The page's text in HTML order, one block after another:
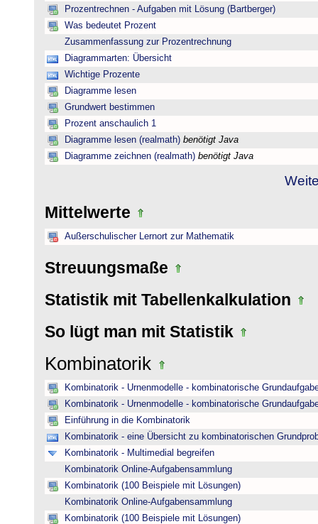
Prozentrechnen - Aufgaben mit Lösung (Bartberger)
Was bedeutet Prozent
Zusammenfassung zur Prozentrechnung
Diagrammarten: Übersicht
Wichtige Prozente
Diagramme lesen
Grundwert bestimmen
Prozent anschaulich 1
Diagramme lesen (realmath) benötigt Java
Diagramme zeichnen (realmath) benötigt Java
Mittelwerte
Außerschulischer Lernort zur Mathematik
Streuungsmaße
Statistik mit Tabellenkalkulation
So lügt man mit Statistik
Kombinatorik
Kombinatorik - Urnenmodelle - kombinatorische
Kombinatorik - Urnenmodelle - kombinatorische
Einführung in die Kombinatorik
Kombinatorik - eine Übersicht zu kombinatorischen
Kombinatorik - Multimedial begreifen
Kombinatorik Online-Aufgabensammlung
Kombinatorik (100 Beispiele mit Lösungen)
Kombinatorik Online-Aufgabensammlung
Kombinatorik (100 Beispiele mit Lösungen)